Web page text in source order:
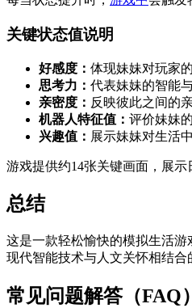
关键状态值说明
好感度： 体现妹妹对玩家
思考力： 代表妹妹的智能
亲密度： 反映彼此之间的亲
机器人特征值： 评价妹妹
兴趣值： 展示妹妹对生活
游戏提供约14张关键画面，展示
总结
这是一款轻松愉快的模拟生活
现代智能技术与人文关怀相结合
常见问题解答（FAQ）